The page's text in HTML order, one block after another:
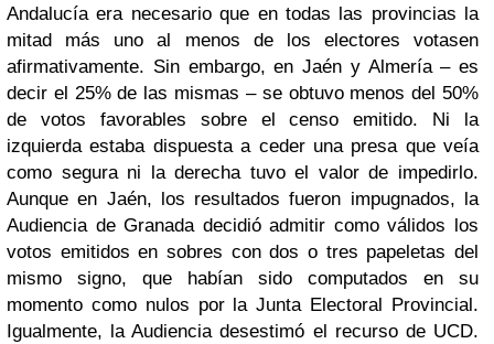
Andalucía era necesario que en todas las provincias la
mitad más uno al menos de los electores votasen
afirmativamente. Sin embargo, en Jaén y Almería – es
decir el 25% de las mismas – se obtuvo menos del 50%
de votos favorables sobre el censo emitido. Ni la
izquierda estaba dispuesta a ceder una presa que veía
como segura ni la derecha tuvo el valor de impedirlo.
Aunque en Jaén, los resultados fueron impugnados, la
Audiencia de Granada decidió admitir como válidos los
votos emitidos en sobres con dos o tres papeletas del
mismo signo, que habían sido computados en su
momento como nulos por la Junta Electoral Provincial.
Igualmente, la Audiencia desestimó el recurso de UCD.